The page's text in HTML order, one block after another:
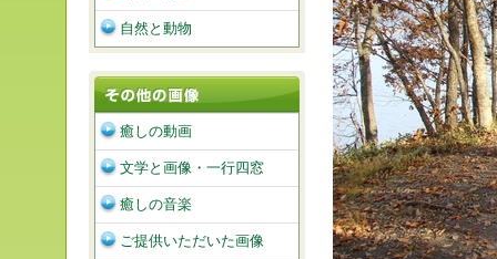
自然と動物
癒しの動画
文学と画像・一行四窓
癒しの音楽
ご提供いただいた画像